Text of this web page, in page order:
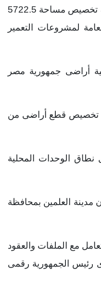
وعلى رئيس الجمهورية رقم 341 لسنة 2014 بشأن الموافقة على إعادة تخصيص مساحة 5722.5
لمشروعات التعمير
2018 بشأن خريطة تنمية أراضى جمهورية مصر
2018 بشأن الموافقة على تخصيص قطع أراضى من
رقم 1569 لسنة 1992 بشأن تعديل نطاق الوحدات المحلية
2018 بشأن تعديل كردون مدينة العلمين بمحافظة
لسنة 2019 بشأن قواعد التعامل مع الملفات والعقود
رئيس الجمهورية رقمى